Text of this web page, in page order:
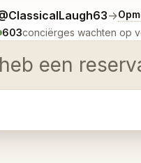
→
603conciërges wachten op
een
me wat je wilt.